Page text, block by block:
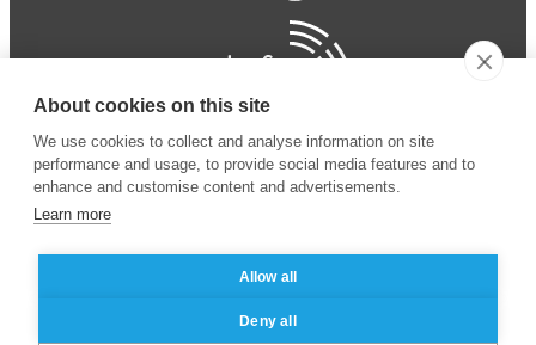
Business School
Mentions légales
des données personnelles
About cookies on this site
We use cookies to collect and analyse information on site
performance and usage, to provide social media features and to
enhance and customise content and advertisements.
Learn more
Allow all
Deny all